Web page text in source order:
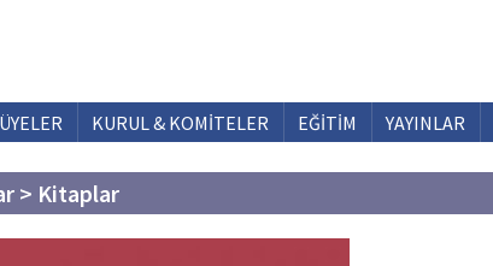
ÜYELER KURUL & KOMİTELER EĞİTİM YAYINLAR
> Kitaplar